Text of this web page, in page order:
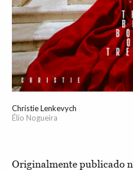
Christie Lenkevych
Élio Nogueira
Originalmente publicado